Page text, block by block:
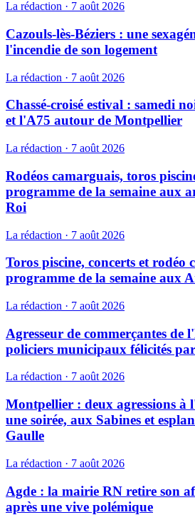
La rédaction · 7 août 2026
Cazouls-lès-Béziers : une
l'incendie de son logement
La rédaction · 7 août 2026
Chassé-croisé estival : samedi
et l'A75 autour de Montpellier
La rédaction · 7 août 2026
Rodéos camarguais, toros
programme de la semaine aux
Roi
La rédaction · 7 août 2026
Toros piscine, concerts et rodéo
programme de la semaine aux
La rédaction · 7 août 2026
Agresseur de commerçantes de
policiers municipaux félicités
La rédaction · 7 août 2026
Montpellier : deux agressions à
une soirée, aux Sabines et
Gaulle
La rédaction · 7 août 2026
Agde : la mairie RN retire son
après une vive polémique